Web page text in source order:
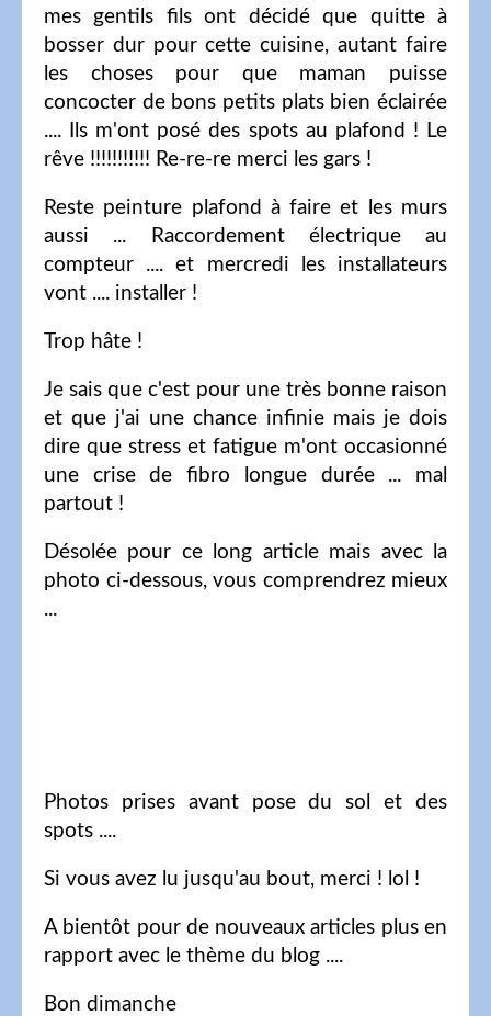
mes gentils fils ont décidé que quitte à
bosser dur pour cette cuisine, autant faire
les choses pour que maman puisse
concocter de bons petits plats bien éclairée
.... Ils m'ont posé des spots au plafond ! Le
rêve !!!!!!!!!!! Re-re-re merci les gars !
Reste peinture plafond à faire et les murs
aussi ... Raccordement électrique au
compteur .... et mercredi les installateurs
vont .... installer !
Trop hâte !
Je sais que c'est pour une très bonne raison
et que j'ai une chance infinie mais je dois
dire que stress et fatigue m'ont occasionné
une crise de fibro longue durée ... mal
partout !
Désolée pour ce long article mais avec la
photo ci-dessous, vous comprendrez mieux
...
Photos prises avant pose du sol et des
spots ....
Si vous avez lu jusqu'au bout, merci ! lol !
A bientôt pour de nouveaux articles plus en
rapport avec le thème du blog ....
Bon dimanche